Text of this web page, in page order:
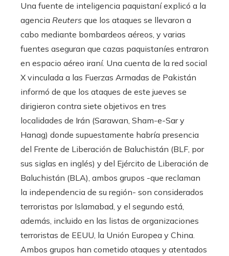
Una fuente de inteligencia paquistaní explicó a la
agencia Reuters que los ataques se llevaron a
cabo mediante bombardeos aéreos, y varias
fuentes aseguran que cazas paquistaníes entraron
en espacio aéreo iraní. Una cuenta de la red social
X vinculada a las Fuerzas Armadas de Pakistán
informó de que los ataques de este jueves se
dirigieron contra siete objetivos en tres
localidades de Irán (Sarawan, Sham-e-Sar y
Hanag) donde supuestamente habría presencia
del Frente de Liberación de Baluchistán (BLF, por
sus siglas en inglés) y del Ejército de Liberación de
Baluchistán (BLA), ambos grupos -que reclaman
la independencia de su región- son considerados
terroristas por Islamabad, y el segundo está,
además, incluido en las listas de organizaciones
terroristas de EEUU, la Unión Europea y China.
Ambos grupos han cometido ataques y atentados